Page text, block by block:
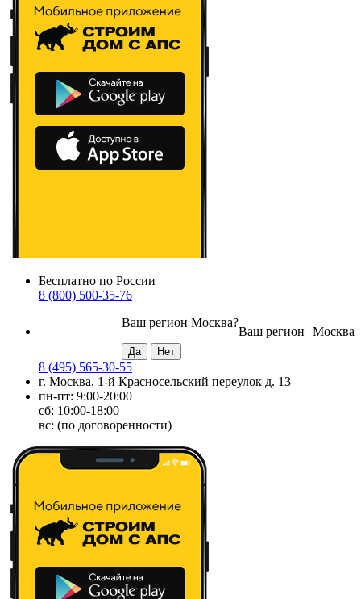
Бесплатно по России
8 (800) 500-35-76
Москва
Ваш регион
Ваш регион Москва?
8 (495) 565-30-55
г. Москва, 1-й Красносельский переулок д. 13
пн-пт: 9:00-20:00
сб: 10:00-18:00
вс: (по договоренности)